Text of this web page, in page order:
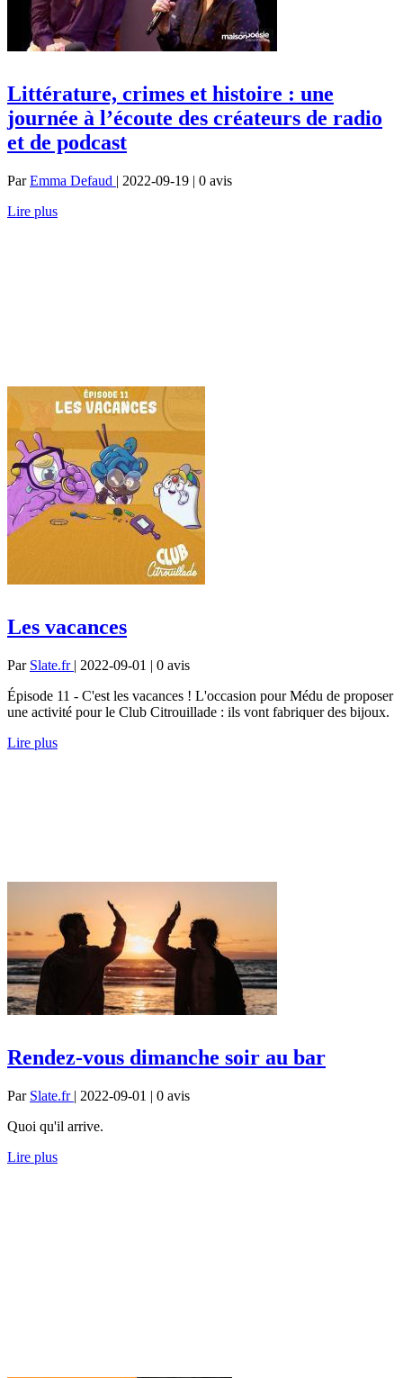
Littérature, crimes et histoire : une
journée à l’écoute des créateurs de radio
et de podcast
ParEmma Defaud | 2022-09-19 | 0 avis
Lire plus
Les vacances
Par Slate.fr | 2022-09-01 | 0 avis
Épisode 11 - C'est les vacances ! L'occasion pour Médu de proposer
une activité pour le Club Citrouillade : ils vont fabriquer des bijoux.
Lire plus
Rendez-vous dimanche soir au bar
Par Slate.fr | 2022-09-01 | 0 avis
Quoi qu'il arrive.
Lire plus